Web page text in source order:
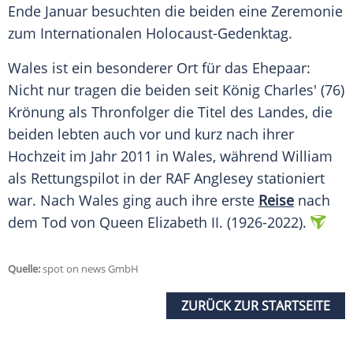
Ende Januar besuchten die beiden eine Zeremonie
zum Internationalen Holocaust-Gedenktag.
Wales ist ein besonderer Ort für das Ehepaar:
Nicht nur tragen die beiden seit König Charles' (76)
Krönung als Thronfolger die Titel des Landes, die
beiden lebten auch vor und kurz nach ihrer
Hochzeit im Jahr 2011 in Wales, während William
als Rettungspilot in der RAF Anglesey stationiert
war. Nach Wales ging auch ihre erste Reise nach
dem Tod von Queen Elizabeth II. (1926-2022).
Quelle:spot on news GmbH
ZURÜCK ZUR STARTSEITE